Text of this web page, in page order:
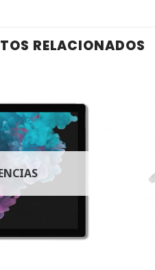
RELACIONADOS